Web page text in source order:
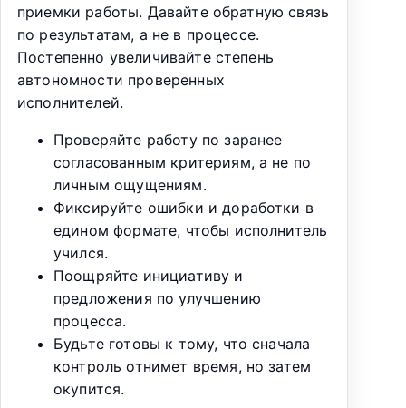
приемки работы. Давайте обратную связь
по результатам, а не в процессе.
Постепенно увеличивайте степень
автономности проверенных
исполнителей.
Проверяйте работу по заранее
согласованным критериям, а не по
личным ощущениям.
Фиксируйте ошибки и доработки в
едином формате, чтобы исполнитель
учился.
Поощряйте инициативу и
предложения по улучшению
процесса.
Будьте готовы к тому, что сначала
контроль отнимет время, но затем
окупится.